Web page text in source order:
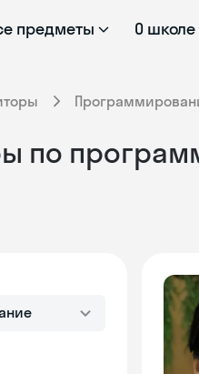
предметы О школе
по